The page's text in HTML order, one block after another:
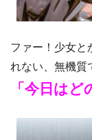
ファー！少女と
れない、無機質
「今日は